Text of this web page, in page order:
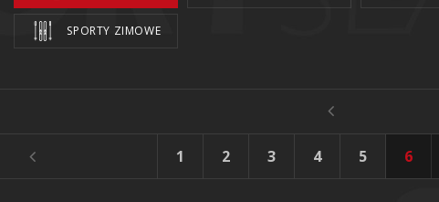
SPORTY ZIMOWE
1 2 3 4 5 6